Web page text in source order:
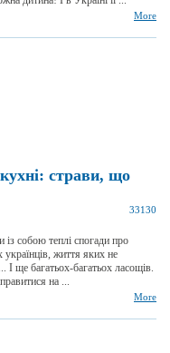
More
страви, що
33130
із собою теплі спогади про
життя яких не
І ще багатьох-багатьох ласощів.
на ...
More